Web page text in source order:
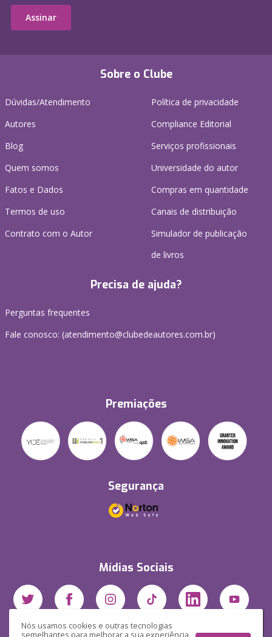
Nós usamos cookies e outras tecnologias
semelhantes para melhorar a sua experiência
Sobre o Clube
Dúvidas/Atendimento
Autores
Blog
Quem somos
Fatos e Dados
Termos de uso
Contrato com o Autor
Política de privacidade
Compliance Editorial
Serviços profissionais
Universidade do autor
Compras em quantidade
Canais de distribuição
Simulador de publicação
de livros
Precisa de ajuda?
Perguntas frequentes
Fale conosco: (atendimento@clubedeautores.com.br)
Premiações
Segurança
Mídias Sociais
Assinar